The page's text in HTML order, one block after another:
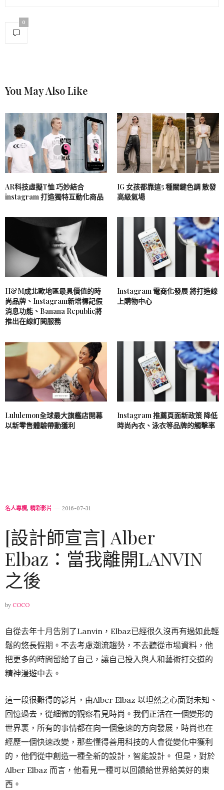
0
You May Also Like
AR科技虛擬T恤 巧妙結合
instagram 打造獨特互動化商品
IG 女孩都靠這5 種關鍵色調 散發
高級氣場
H&M成北歐地區最具價值的時
尚品牌、Instagram新增標記假
消息功能、Banana Republic將
推出在線訂閱服務
Instagram 電商化發展 將打造線
上購物中心
Lululemon全球最大旗艦店開幕
以新零售體驗帶動獲利
Instagram 推薦頁面新政策 降低
時尚內衣、泳衣等品牌的觸擊率
名人專欄, 精彩影片 2016-07-31
[設計師宣言] Alber
Elbaz：當我離開LANVIN
之後
by COCO
自從去年十月告別了Lanvin，Elbaz已經很久沒再有過如此輕
鬆的悠長假期。不去考慮潮流趨勢，不去聽從市場資料，他
把更多的時間留給了自己，讓自己投入與人和藝術打交道的
精神漫遊中去。
這一段很難得的影片，由Alber Elbaz 以坦然之心面對未知、
回憶過去，從細微的觀察看見時尚。我們正活在一個變形的
世界裏，所有的事情都在向一個急速的方向發展，時尚也在
經歷一個快速改變，那些懂得善用科技的人會從變化中獲利
的，他們從中創造一種全新的設計，智能設計。 但是，對於
Alber Elbaz 而言，他看見一種可以回饋給世界給美好的東
西。